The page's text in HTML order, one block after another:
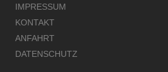
IMPRESSUM
KONTAKT
ANFAHRT
DATENSCHUTZ